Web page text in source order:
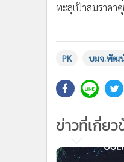
ทะลุเป้าสมราคา
PK บมจ.พัฒ
ข่าวที่เกี่ย